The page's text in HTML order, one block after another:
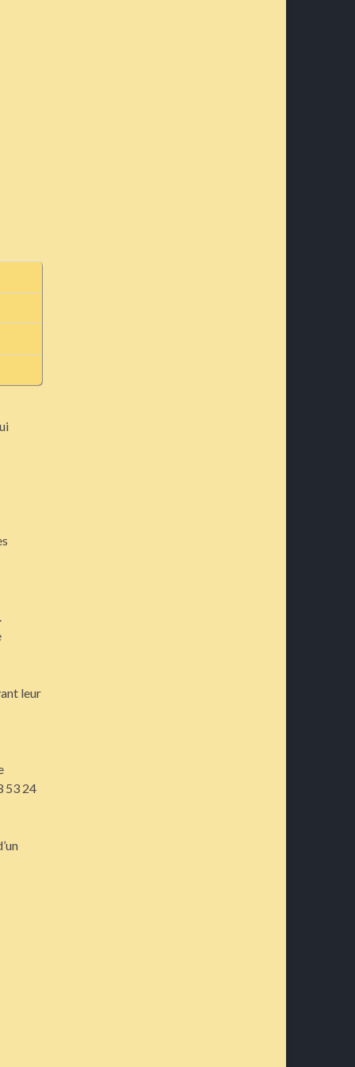
leur
53 24